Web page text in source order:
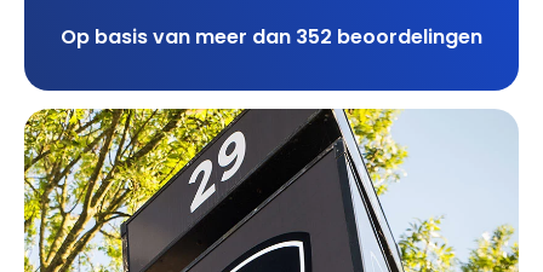
Op basis van meer dan 352 beoordelingen